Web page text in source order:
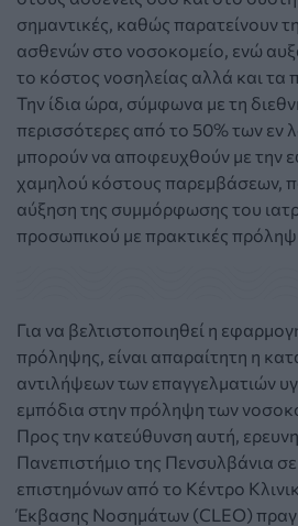
σημαντικές, καθώς παρατείνουν
ασθενών στο νοσοκομείο, ενώ
το κόστος νοσηλείας αλλά και τα
Την ίδια ώρα, σύμφωνα με τη
περισσότερες από το 50% των εν
μπορούν να αποφευχθούν με την
χαμηλού κόστους παρεμβάσεων,
αύξηση της συμμόρφωσης του
προσωπικού με πρακτικές
Για να βελτιστοποιηθεί η
πρόληψης, είναι απαραίτητη η
αντιλήψεων των επαγγελματιών
εμπόδια στην πρόληψη των
Προς την κατεύθυνση αυτή,
Πανεπιστήμιο της Πενσυλβάνια
επιστημόνων από το Κέντρο
Έκβασης Νοσημάτων (CLEO)